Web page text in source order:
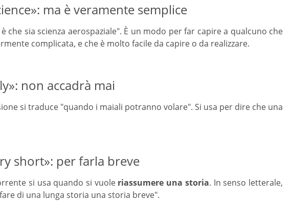
ma è veramente semplice
che sia scienza aerospaziale". È un modo per far capire a qualcuno che
complicata, e che è molto facile da capire o da realizzare.
non accadrà mai
si traduce "quando i maiali potranno volare". Si usa per dire che una
short»: per farla breve
si usa quando si vuole riassumere una storia. In senso letterale,
di una lunga storia una storia breve".